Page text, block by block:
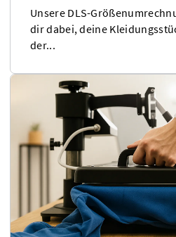
Unsere DLS-
dir dabei, deine
der...